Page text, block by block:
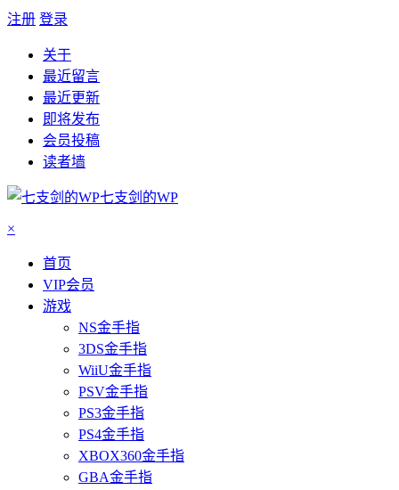
注册 登录
关于
最近留言
最近更新
即将发布
会员投稿
读者墙
七支剑的WP
×
首页
VIP会员
游戏
NS金手指
3DS金手指
WiiU金手指
PSV金手指
PS3金手指
PS4金手指
XBOX360金手指
GBA金手指